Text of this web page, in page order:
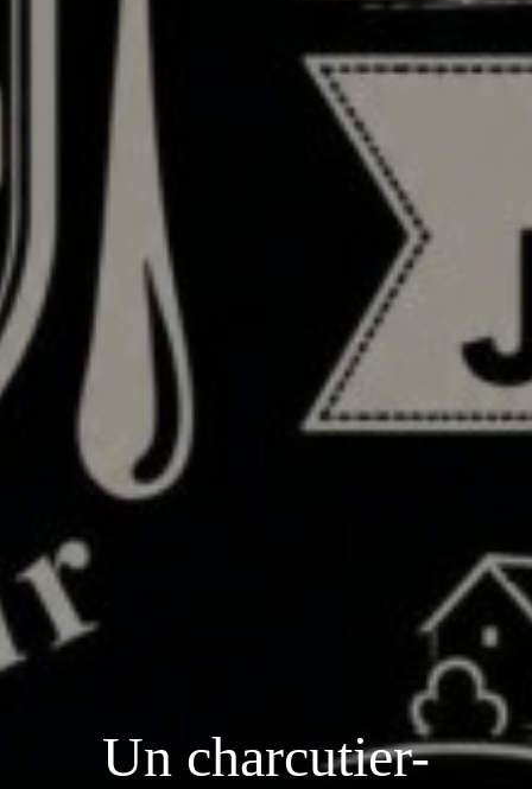
Un charcutier-